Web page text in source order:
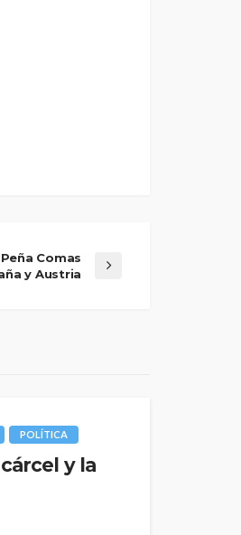
Comas
y Austria
POLÍTICA
y la